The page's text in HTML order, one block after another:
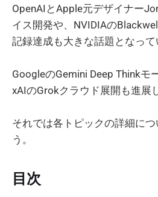
OpenAIとApple元デザイナー
イス開発や、NVIDIAの
記録達成も大きな話題となって
GoogleのGemini Deep Thinkモ
xAIのGrokクラウド展開も進展
それでは各トピックの詳細に
う。
目次